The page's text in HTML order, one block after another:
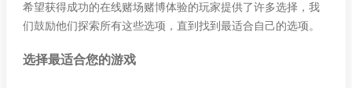
希望获得成功的在线赌场赌博体验的玩家提供了许多选择，我
们鼓励他们探索所有这些选项，直到找到最适合自己的选项。
选择最适合您的游戏